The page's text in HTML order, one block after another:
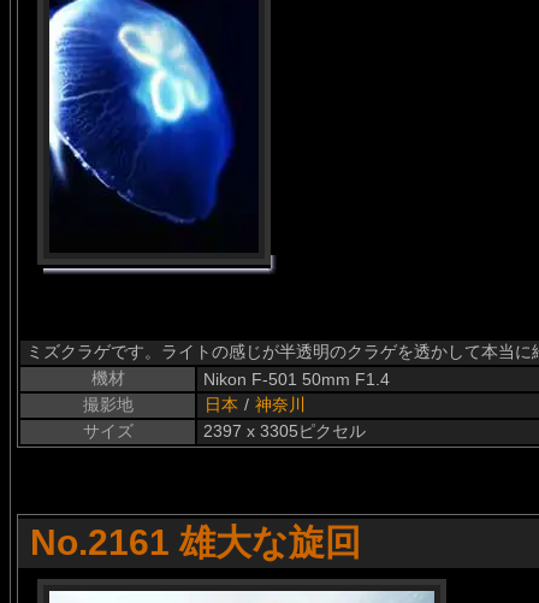
ミズクラゲです。ライトの感じが半透明のクラゲを透かして本当
機材
Nikon F-501 50mm F1.4
撮影地
日本 / 神奈川
サイズ
2397 x 3305ピクセル
No.2161 雄大な旋回